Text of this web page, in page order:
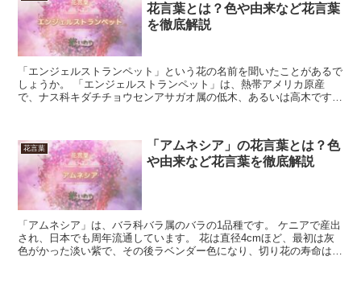
花言葉とは？色や由来など花言葉
を徹底解説
「エンジェルストランペット」という花の名前を聞いたことがあるで
しょうか。 「エンジェルストランペット」は、熱帯アメリカ原産
で、ナス科キダチチョウセンアサガオ属の低木、あるいは高木です。
花言葉
「アムネシア」の花言葉とは？色
や由来など花言葉を徹底解説
「アムネシア」は、バラ科バラ属のバラの1品種です。 ケニアで産出
され、日本でも周年流通しています。 花は直径4cmほど、最初は灰
色がかった淡い紫で、その後ラベンダー色になり、切り花の寿命は